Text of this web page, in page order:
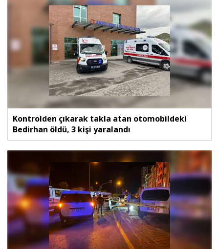
Kontrolden çıkarak takla atan otomobildeki
Bedirhan öldü, 3 kişi yaralandı